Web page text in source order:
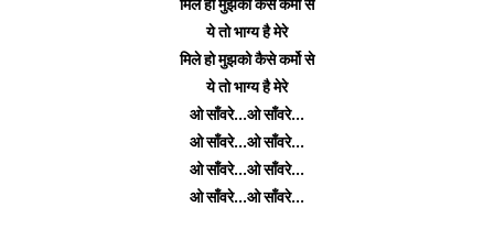
ये तो भाग्य है मेरे
मिले हो मुझको कैसे कर्मो से
ये तो भाग्य है मेरे
ओ साँवरे...ओ साँवरे...
ओ साँवरे...ओ साँवरे...
ओ साँवरे...ओ साँवरे...
ओ साँवरे...ओ साँवरे...